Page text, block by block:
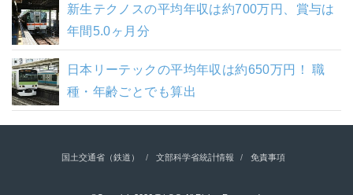
新生テクノスの平均年収は約700万円、賞与は
年間5.0ヶ月分
日本リーテックの平均年収は約650万円！ 職
種・年齢ごとでも算出
国土交通省（鉄道） 文部科学省統計情報 免責事項